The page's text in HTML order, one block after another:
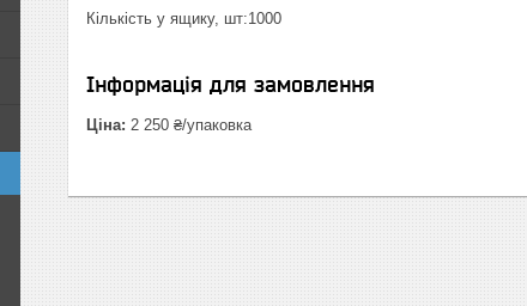
Кількість у ящику, шт:1000
Інформація для замовлення
Ціна: 2 250 ₴/упаковка